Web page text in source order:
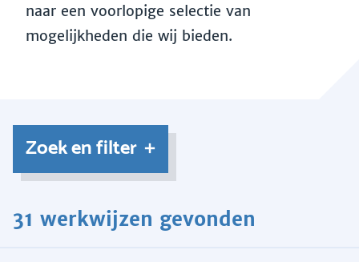
naar een voorlopige selectie van
mogelijkheden die wij bieden.
Zoek en filter
31 werkwijzen gevonden